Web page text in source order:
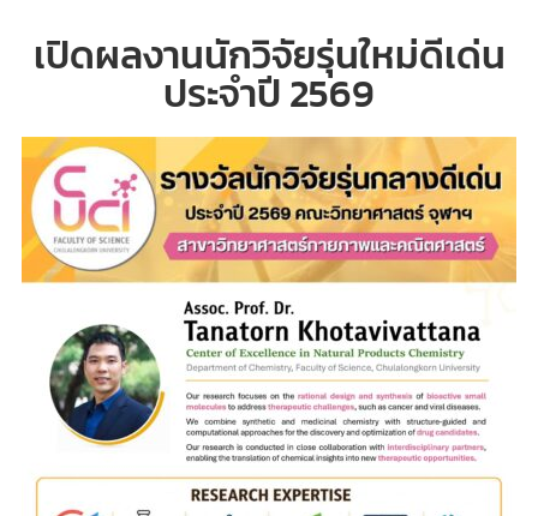
เปิดผลงานนักวิจัยรุ่นใหม่ดีเด่น
ประจำปี 2569